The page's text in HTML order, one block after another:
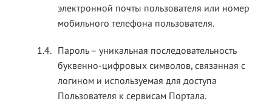
электронной почты пользователя или номер
мобильного телефона пользователя.
1.4. Пароль – уникальная последовательность
буквенно-цифровых символов, связанная с
логином и используемая для доступа
Пользователя к сервисам Портала.